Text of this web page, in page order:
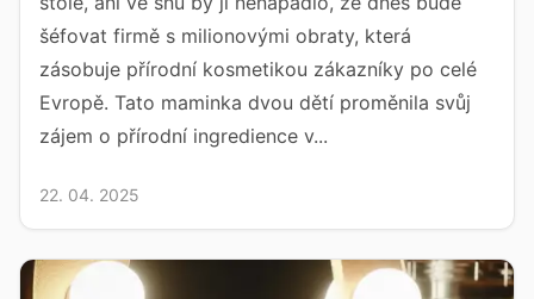
šéfovat firmě s milionovými obraty, která
zásobuje přírodní kosmetikou zákazníky po celé
Evropě. Tato maminka dvou dětí proměnila svůj
zájem o přírodní ingredience v...
22. 04. 2025